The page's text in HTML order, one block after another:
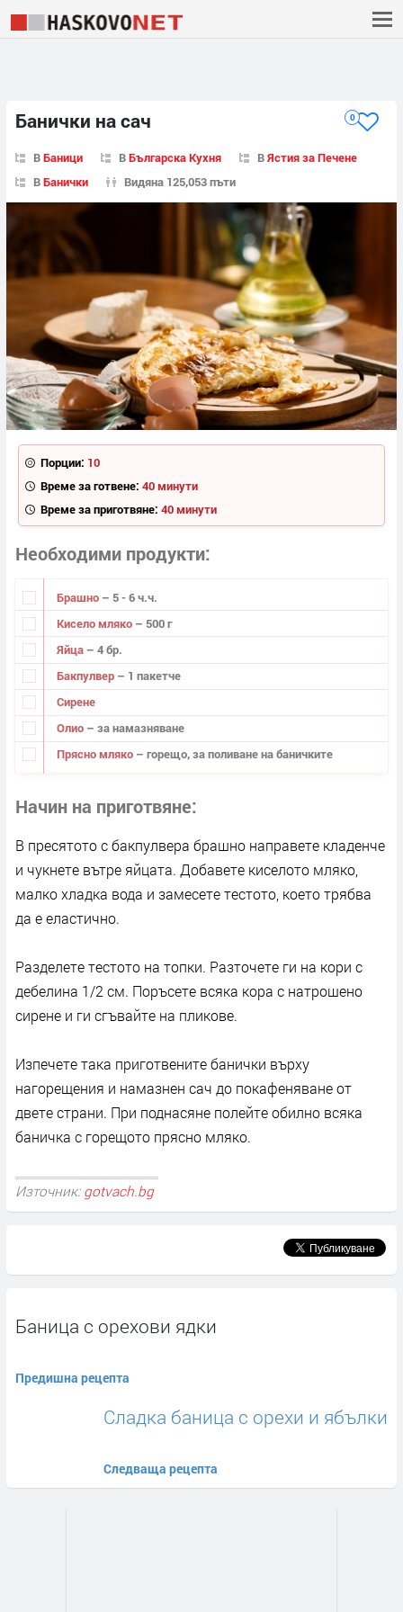
Банички на сач 0
ВБаници ВБългарска Кухня ВЯстия за Печене
ВБанички Видяна 125,053 пъти
Порции: 10
Време за готвене: 40 минути
Време за приготвяне: 40 минути
Необходими продукти
Брашно – 5 - 6 ч.ч.
Кисело мляко – 500 г
Яйца – 4 бр.
Бакпулвер – 1 пакетче
Сирене
Олио – за намазняване
Прясно мляко – горещо, за поливане на баничките
Начин на приготвяне
В пресятото с бакпулвера брашно направете кладенче
и чукнете вътре яйцата. Добавете киселото мляко,
малко хладка вода и замесете тестото, което трябва
да е еластично.
Разделете тестото на топки. Разточете ги на кори с
дебелина 1/2 см. Поръсете всяка кора с натрошено
сирене и ги сгъвайте на пликове.
Изпечете така приготвените банички върху
нагорещения и намазнен сач до покафеняване от
двете страни. При поднасяне полейте обилно всяка
баничка с горещото прясно мляко.
Източник: gotvach.bg
Баница с орехови ядки
Предишна рецепта
Сладка баница с орехи и ябълки
Следваща рецепта